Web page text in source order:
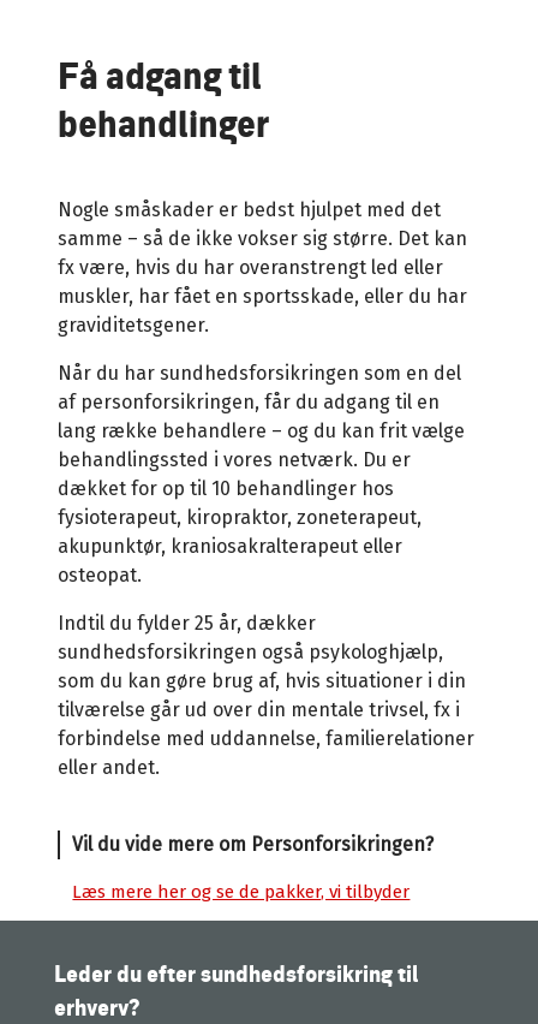
Få adgang til
behandlinger
Nogle småskader er bedst hjulpet med det
samme – så de ikke vokser sig større. Det kan
fx være, hvis du har overanstrengt led eller
muskler, har fået en sportsskade, eller du har
graviditetsgener.
Når du har sundhedsforsikringen som en del
af personforsikringen, får du adgang til en
lang række behandlere – og du kan frit vælge
behandlingssted i vores netværk. Du er
dækket for op til 10 behandlinger hos
fysioterapeut, kiropraktor, zoneterapeut,
akupunktør, kraniosakralterapeut eller
osteopat.
Indtil du fylder 25 år, dækker
sundhedsforsikringen også psykologhjælp,
som du kan gøre brug af, hvis situationer i din
tilværelse går ud over din mentale trivsel, fx i
forbindelse med uddannelse, familierelationer
eller andet.
Vil du vide mere om Personforsikringen?
Læs mere her og se de pakker, vi tilbyder
Leder du efter sundhedsforsikring til
erhverv?